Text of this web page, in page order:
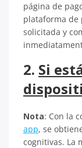
página de
plataforma de
solicitada y
2. Si
Nota: Con la
app, se
cognitivas. La